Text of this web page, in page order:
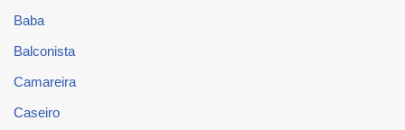
Baba
Balconista
Camareira
Caseiro